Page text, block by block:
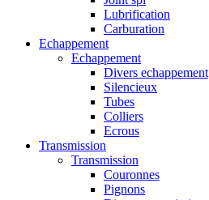
Lubrification
Carburation
Echappement
Echappement
Divers echappement
Silencieux
Tubes
Colliers
Ecrous
Transmission
Transmission
Couronnes
Pignons